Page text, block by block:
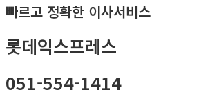
빠르고 정확한 이사서비스
롯데익스프레스
051-554-1414